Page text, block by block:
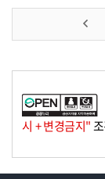
시 + 변경금지"